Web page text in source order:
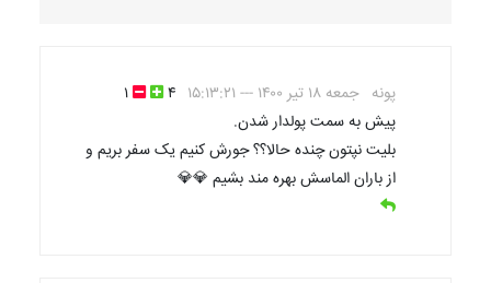
پونه جمعه ۱۸ تیر ۱۴۰۰ --- ۱۵:۱۳:۲۱ ۴
۱
پیش به سمت پولدار شدن.
بلیت نپتون چنده حالا؟؟ جورش کنیم یک سفر بریم و
از باران الماسش بهره مند بشیم 💎💎